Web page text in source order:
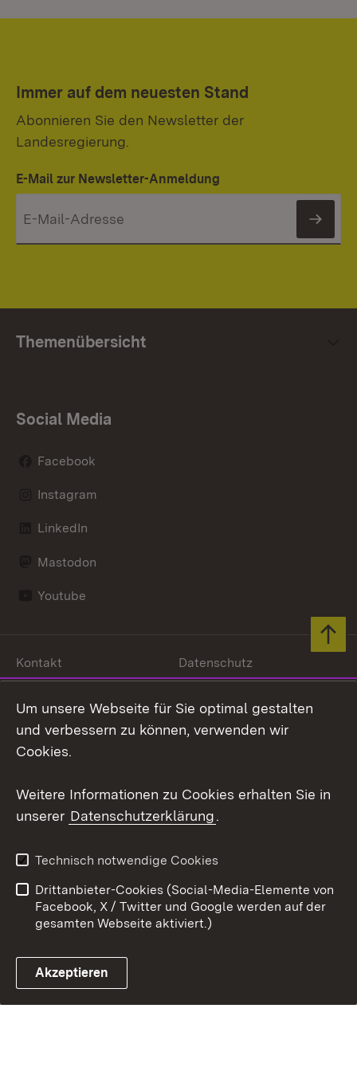
Immer auf dem neuesten Stand
Abonnieren Sie den Newsletter der
Landesregierung.
E-Mail zur Newsletter-Anmeldung
Themenübersicht
Social Media
Facebook
Instagram
LinkedIn
Mastodon
Youtube
Link zum Landesportal
Kontakt
Datenschutz
Barrierefreiheit
Impressum Cookies
Um unsere Webseite für Sie optimal gestalten
und verbessern zu können, verwenden wir
Cookies.
Weitere Informationen zu Cookies erhalten Sie in
unserer Datenschutzerklärung.
Technisch notwendige Cookies
Drittanbieter-Cookies (Social-Media-Elemente von
Facebook, X / Twitter und Google werden auf der
gesamten Webseite aktiviert.)
Akzeptieren